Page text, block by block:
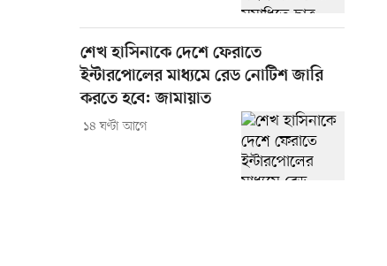
শেখ হাসিনাকে দেশে ফেরাতে
ইন্টারপোলের মাধ্যমে রেড নোটিশ জারি
করতে হবে: জামায়াত
১৪ ঘণ্টা আগে